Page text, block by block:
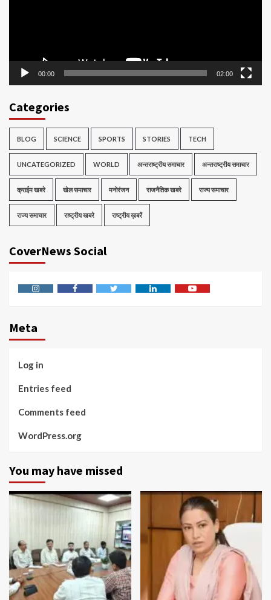
00:00 02:00
Categories
BLOG SCIENCE SPORTS STORIES TECH
UNCATEGORIZED WORLD अन्तराष्ट्रीय समाचार अन्तराष्ट्रीय समाचार
क्राईम खबरे खेल समाचार मनोरंजन राजनैतिक खबरे राज्य समाचार
राज्य समाचार राष्ट्रीय खबरे राष्ट्रीय ख़बरें
CoverNews Social
Meta
Log in
Entries feed
Comments feed
WordPress.org
You may have missed